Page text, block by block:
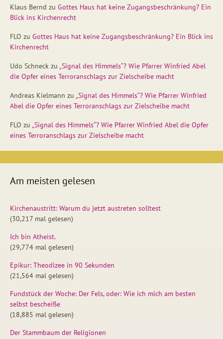
Klaus Bernd zu Gottes Haus hat keine Zugangsbeschränkung? Ein
Blick ins Kirchenrecht
FLO zu Gottes Haus hat keine Zugangsbeschränkung? Ein Blick ins
Kirchenrecht
Udo Schneck zu „Signal des Himmels“? Wie Pfarrer Winfried Abel
die Opfer eines Terroranschlags zur Zielscheibe macht
Andreas Kielmann zu „Signal des Himmels“? Wie Pfarrer Winfried
Abel die Opfer eines Terroranschlags zur Zielscheibe macht
FLO zu „Signal des Himmels“? Wie Pfarrer Winfried Abel die Opfer
eines Terroranschlags zur Zielscheibe macht
Am meisten gelesen
Kirchenaustritt: Warum du jetzt austreten solltest
(30,217 mal gelesen)
Ich bin Atheist.
(29,774 mal gelesen)
Epikur: Theodizee in 90 Sekunden
(21,564 mal gelesen)
Fundstück der Woche: Der Fels, oder: Wie ich mich am besten
selbst bescheiße
(18,885 mal gelesen)
Der Stammbaum der Religionen